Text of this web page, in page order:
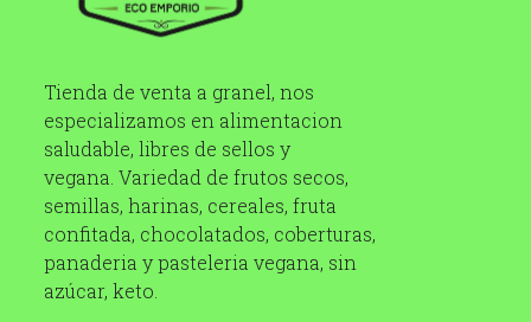
Tienda de venta a granel, nos
especializamos en alimentacion
saludable, libres de sellos y
vegana. Variedad de frutos secos,
semillas, harinas, cereales, fruta
confitada, chocolatados, coberturas,
panaderia y pasteleria vegana, sin
azúcar, keto.